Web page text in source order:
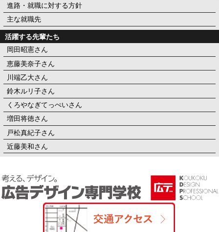
進路・就職に対する方針
主な就職先
活躍する先輩たち
岡田昭憲さん
恵藤美奈子さん
川端乙大さん
鈴木ルリ子さん
くろやなぎてっぺいさん
増田将徳さん
戸松真紀子さん
近藤美和さん